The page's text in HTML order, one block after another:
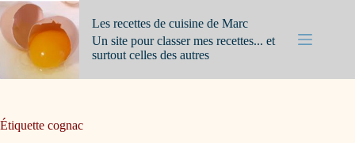
Passer
au
contenu
Les recettes de cuisine de Marc
Un site pour classer mes recettes... et
surtout celles des autres
Étiquette cognac